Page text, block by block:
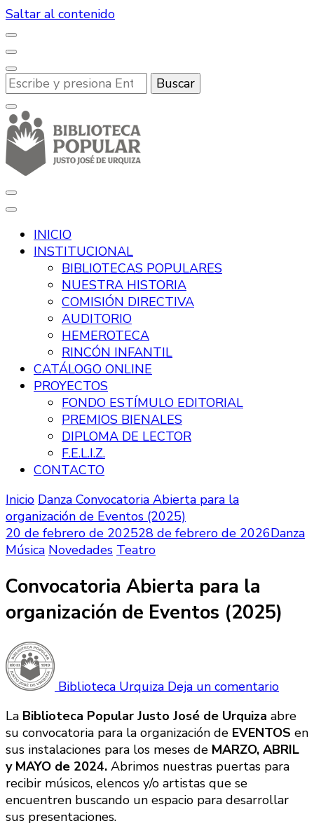
Saltar al contenido
¿Buscas
algo?
Biblioteca Popular Justo José de
Urquiza
INICIO
INSTITUCIONAL
BIBLIOTECAS POPULARES
NUESTRA HISTORIA
COMISIÓN DIRECTIVA
AUDITORIO
HEMEROTECA
RINCÓN INFANTIL
CATÁLOGO ONLINE
PROYECTOS
FONDO ESTÍMULO EDITORIAL
PREMIOS BIENALES
DIPLOMA DE LECTOR
F.E.L.I.Z.
CONTACTO
Inicio Danza Convocatoria Abierta para la
organización de Eventos (2025)
20 de febrero de 202528 de febrero de 2026Danza
Música Novedades Teatro
Convocatoria Abierta para la
organización de Eventos (2025)
Biblioteca Urquiza Deja un comentario
la
de
La Biblioteca Popular Justo José de Urquiza abre
su convocatoria para la organización de EVENTOS en
sus instalaciones para los meses de MARZO, ABRIL
y MAYO de 2024. Abrimos nuestras puertas para
recibir músicos, elencos y/o artistas que se
encuentren buscando un espacio para desarrollar
sus presentaciones.